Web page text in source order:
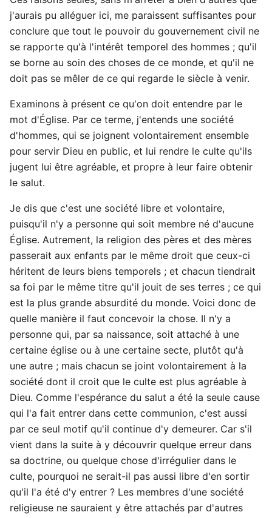
j'aurais pu alléguer ici, me paraissent suffisantes pour
conclure que tout le pouvoir du gouvernement civil ne
se rapporte qu'à l'intérêt temporel des hommes ; qu'il
se borne au soin des choses de ce monde, et qu'il ne
doit pas se mêler de ce qui regarde le siècle à venir.
Examinons à présent ce qu'on doit entendre par le
mot d'Église. Par ce terme, j'entends une société
d'hommes, qui se joignent volontairement ensemble
pour servir Dieu en public, et lui rendre le culte qu'ils
jugent lui être agréable, et propre à leur faire obtenir
le salut.
Je dis que c'est une société libre et volontaire,
puisqu'il n'y a personne qui soit membre né d'aucune
Église. Autrement, la religion des pères et des mères
passerait aux enfants par le même droit que ceux-ci
héritent de leurs biens temporels ; et chacun tiendrait
sa foi par le même titre qu'il jouit de ses terres ; ce qui
est la plus grande absurdité du monde. Voici donc de
quelle manière il faut concevoir la chose. Il n'y a
personne qui, par sa naissance, soit attaché à une
certaine église ou à une certaine secte, plutôt qu'à
une autre ; mais chacun se joint volontairement à la
société dont il croit que le culte est plus agréable à
Dieu. Comme l'espérance du salut a été la seule cause
qui l'a fait entrer dans cette communion, c'est aussi
par ce seul motif qu'il continue d'y demeurer. Car s'il
vient dans la suite à y découvrir quelque erreur dans
sa doctrine, ou quelque chose d'irrégulier dans le
culte, pourquoi ne serait-il pas aussi libre d'en sortir
qu'il l'a été d'y entrer ? Les membres d'une société
religieuse ne sauraient y être attachés par d'autres